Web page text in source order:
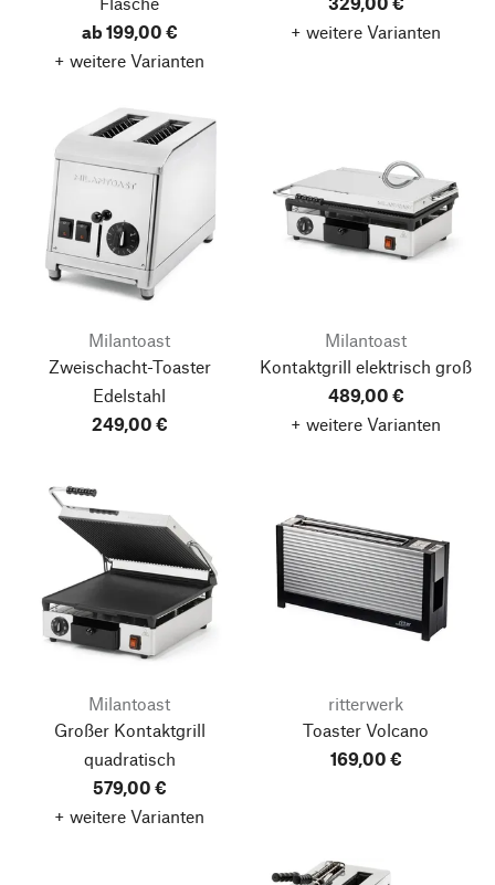
ab 199,00 €
+ weitere Varianten
+ weitere Varianten
Milantoast
Zweischacht-Toaster
Edelstahl
249,00 €
Milantoast
Kontaktgrill elektrisch groß
489,00 €
+ weitere Varianten
Milantoast
Großer Kontaktgrill
quadratisch
579,00 €
+ weitere Varianten
ritterwerk
Toaster Volcano
169,00 €